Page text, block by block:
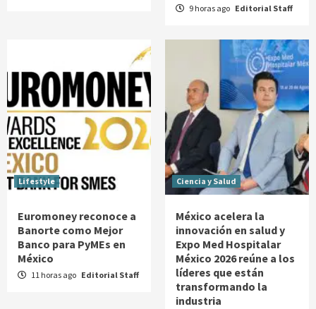
9 horas ago Editorial Staff
Lifestyle
Euromoney reconoce a
Banorte como Mejor
Banco para PyMEs en
México
11 horas ago Editorial Staff
Ciencia y Salud
México acelera la
innovación en salud y
Expo Med Hospitalar
México 2026 reúne a los
líderes que están
transformando la
industria